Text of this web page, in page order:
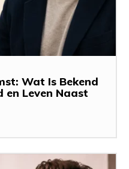
Wat Is Bekend
en Leven Naast